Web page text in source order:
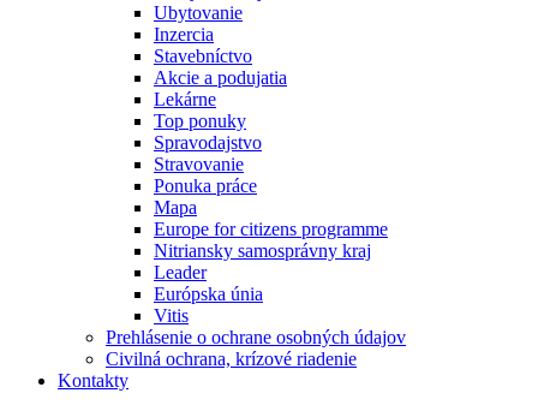
Ubytovanie
Inzercia
Stavebníctvo
Akcie a podujatia
Lekárne
Top ponuky
Spravodajstvo
Stravovanie
Ponuka práce
Mapa
Europe for citizens programme
Nitriansky samosprávny kraj
Leader
Európska únia
Vitis
Prehlásenie o ochrane osobných údajov
Civilná ochrana, krízové riadenie
Kontakty